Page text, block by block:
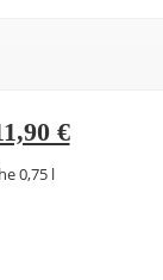
€
0,75 l